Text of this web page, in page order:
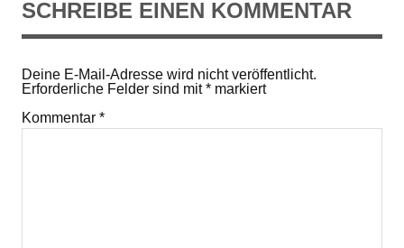
SCHREIBE EINEN KOMMENTAR
Deine E-Mail-Adresse wird nicht veröffentlicht.
Erforderliche Felder sind mit* markiert
Kommentar *